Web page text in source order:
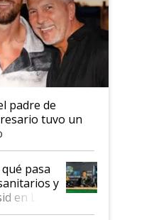
padre de
tuvo un
pasa
y
en La